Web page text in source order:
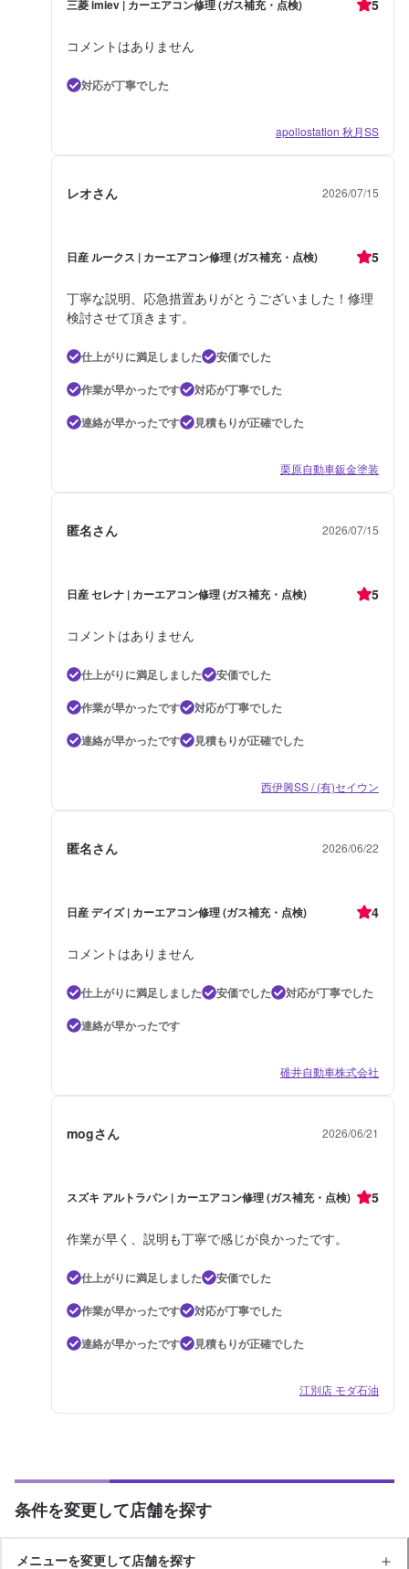
三菱 imiev | カーエアコン修理 (ガス補充・点検) 5
コメントはありません
対応が丁寧でした
apollostation 秋月SS
レオさん 2026/07/15
日産 ルークス | カーエアコン修理 (ガス補充・点検) 5
丁寧な説明、応急措置ありがとうございました！修理
検討させて頂きます。
仕上がりに満足しました
安価でした
作業が早かったです
対応が丁寧でした
連絡が早かったです
見積もりが正確でした
栗原自動車鈑金塗装
匿名さん 2026/07/15
日産 セレナ | カーエアコン修理 (ガス補充・点検) 5
コメントはありません
仕上がりに満足しました
安価でした
作業が早かったです
対応が丁寧でした
連絡が早かったです
見積もりが正確でした
西伊興SS / (有)セイウン
匿名さん 2026/06/22
日産 デイズ | カーエアコン修理 (ガス補充・点検) 4
コメントはありません
仕上がりに満足しました 安価でした
対応が丁寧でした
連絡が早かったです
碓井自動車株式会社
mogさん 2026/06/21
スズキ アルトラパン | カーエアコン修理 (ガス補充・点検) 5
作業が早く、説明も丁寧で感じが良かったです。
仕上がりに満足しました
安価でした
作業が早かったです
対応が丁寧でした
連絡が早かったです
見積もりが正確でした
江別店 モダ石油
条件を変更して店舗を探す
メニューを変更して店舗を探す